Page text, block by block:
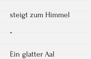
steigt zum Himmel
*
Ein glatter Aal